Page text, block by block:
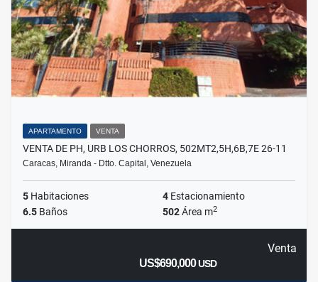
APARTAMENTO VENTA
VENTA DE PH, URB LOS CHORROS, 502MT2,5H,6B,7E 26-11
Caracas, Miranda - Dtto. Capital, Venezuela
5 Habitaciones 4 Estacionamiento
6.5 Baños 502Área m2
Venta
US$690,000USD